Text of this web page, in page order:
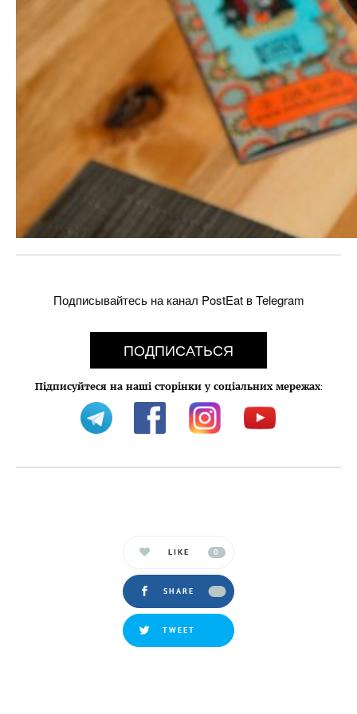
Подписывайтесь на канал PostEat в Telegram
ПОДПИСАТЬСЯ
Підписуйтеся на наші сторінки у соціальних мережах:
LIKE 0
SHARE
TWEET